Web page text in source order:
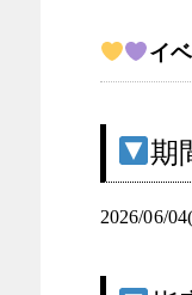
イ
期
2026/06/